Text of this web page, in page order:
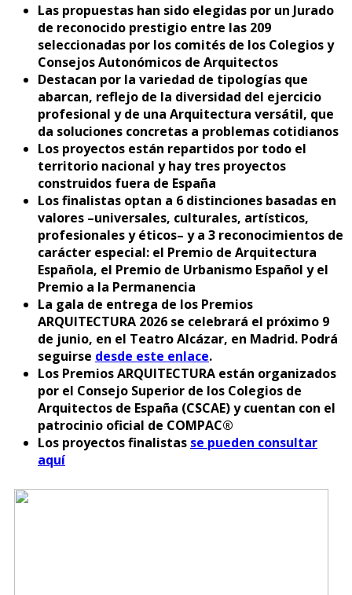
Las propuestas han sido elegidas por un Jurado
de reconocido prestigio entre las 209
seleccionadas por los comités de los Colegios y
Consejos Autonómicos de Arquitectos
Destacan por la variedad de tipologías que
abarcan, reflejo de la diversidad del ejercicio
profesional y de una Arquitectura versátil, que
da soluciones concretas a problemas cotidianos
Los proyectos están repartidos por todo el
territorio nacional y hay tres proyectos
construidos fuera de España
Los finalistas optan a 6 distinciones basadas en
valores –universales, culturales, artísticos,
profesionales y éticos– y a 3 reconocimientos de
carácter especial: el Premio de Arquitectura
Española, el Premio de Urbanismo Español y el
Premio a la Permanencia
La gala de entrega de los Premios
ARQUITECTURA 2026 se celebrará el próximo 9
de junio, en el Teatro Alcázar, en Madrid. Podrá
seguirse desde este enlace.
Los Premios ARQUITECTURA están organizados
por el Consejo Superior de los Colegios de
Arquitectos de España (CSCAE) y cuentan con el
patrocinio oficial de COMPAC®
Los proyectos finalistas se pueden consultar
aquí